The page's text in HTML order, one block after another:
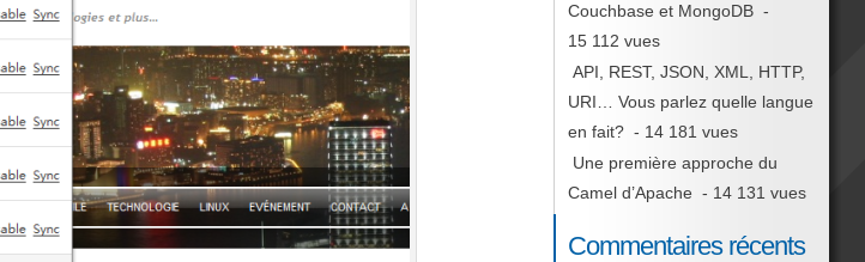
Couchbase et MongoDB -
15 112 vues
API, REST, JSON, XML, HTTP,
URI… Vous parlez quelle langue
en fait? - 14 181 vues
Une première approche du
Camel d’Apache - 14 131 vues
Commentaires récents